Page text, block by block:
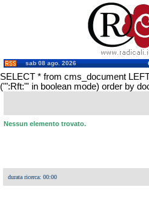
sab 08 ago. 2026
SELECT * from cms_document
('":Rft:"' in boolean mode) order by
Nessun elemento trovato.
durata ricerca: 00:00